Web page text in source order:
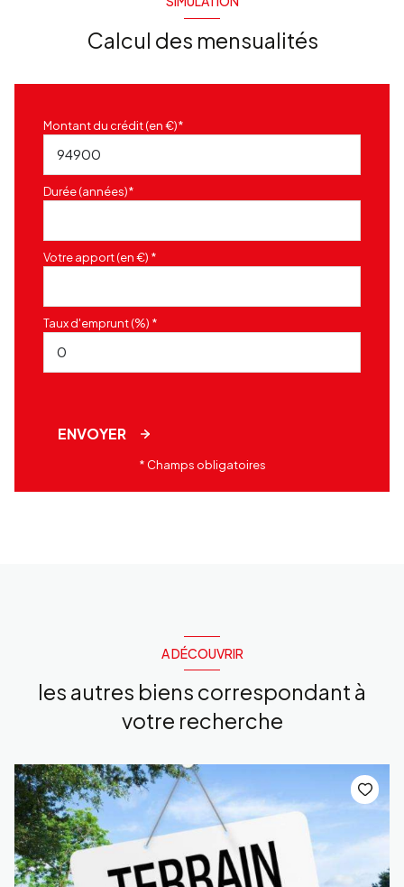
Calcul des mensualités
Montant du crédit (en €)*
Durée (années)*
Votre apport (en €) *
Taux d'emprunt (%) *
ENVOYER
* Champs obligatoires
A DÉCOUVRIR
les autres biens correspondant à
votre recherche